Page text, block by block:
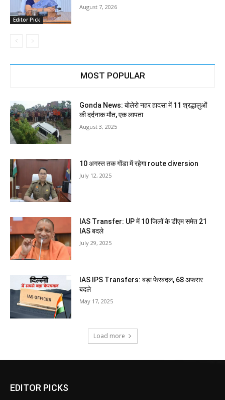
Editor Pick
August 7, 2026
MOST POPULAR
Gonda News: बोलेरो नहर हादसा में 11 श्रद्धालुओं
की दर्दनाक मौत, एक लापता
August 3, 2025
10 अगस्त तक गोंडा में रहेगा route diversion
July 12, 2025
IAS Transfer: UP में 10 जिलों के डीएम समेत 21
IAS बदले
July 29, 2025
IAS IPS Transfers: बड़ा फेरबदल, 68 अफसर
बदले
May 17, 2025
Load more
EDITOR PICKS